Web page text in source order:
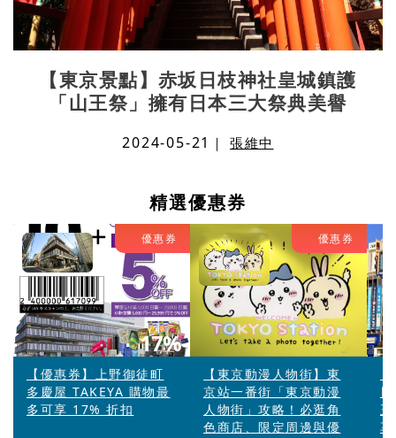
【東京景點】赤坂日枝神社皇城鎮護
「山王祭」擁有日本三大祭典美譽
2024-05-21 ｜張維中
精選優惠券
17%
優惠券
【優惠券】上野御徒町
多慶屋 TAKEYA 購物最
多可享 17% 折扣
優惠券
【東京動漫人物街】東
京站一番街「東京動漫
人物街」攻略！必逛角
色商店、限定周邊與優